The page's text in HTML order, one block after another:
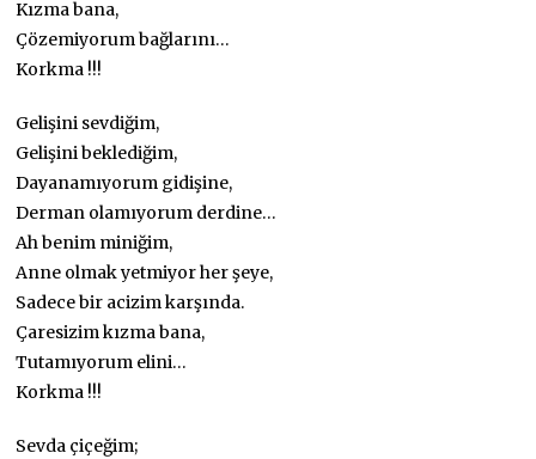
Kızma bana,
Çözemiyorum bağlarını…
Korkma !!!
Gelişini sevdiğim,
Gelişini beklediğim,
Dayanamıyorum gidişine,
Derman olamıyorum derdine…
Ah benim miniğim,
Anne olmak yetmiyor her şeye,
Sadece bir acizim karşında.
Çaresizim kızma bana,
Tutamıyorum elini…
Korkma !!!
Sevda çiçeğim;